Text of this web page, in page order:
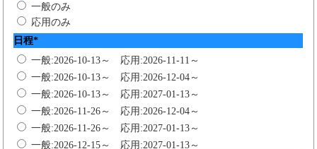
一般のみ
応用のみ
日程*
一般:2026-10-13～ 応用:2026-11-11～
一般:2026-10-13～ 応用:2026-12-04～
一般:2026-10-13～ 応用:2027-01-13～
一般:2026-11-26～ 応用:2026-12-04～
一般:2026-11-26～ 応用:2027-01-13～
一般:2026-12-15～ 応用:2027-01-13～